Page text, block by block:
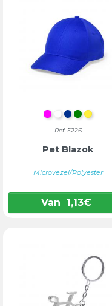
FUCHSIA
WITBLAUW
GROEN
GEEL
Ref: 5226
Pet Blazok
Microvezel/Polyester
Van 1,13€